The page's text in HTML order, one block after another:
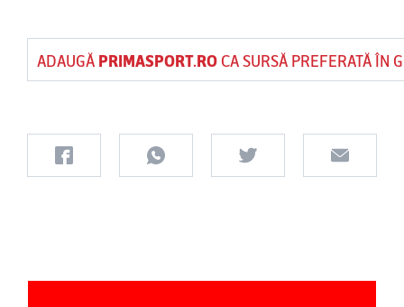
ADAUGĂ PRIMASPORT.ROCA SURSĂ PREFERATĂ ÎN